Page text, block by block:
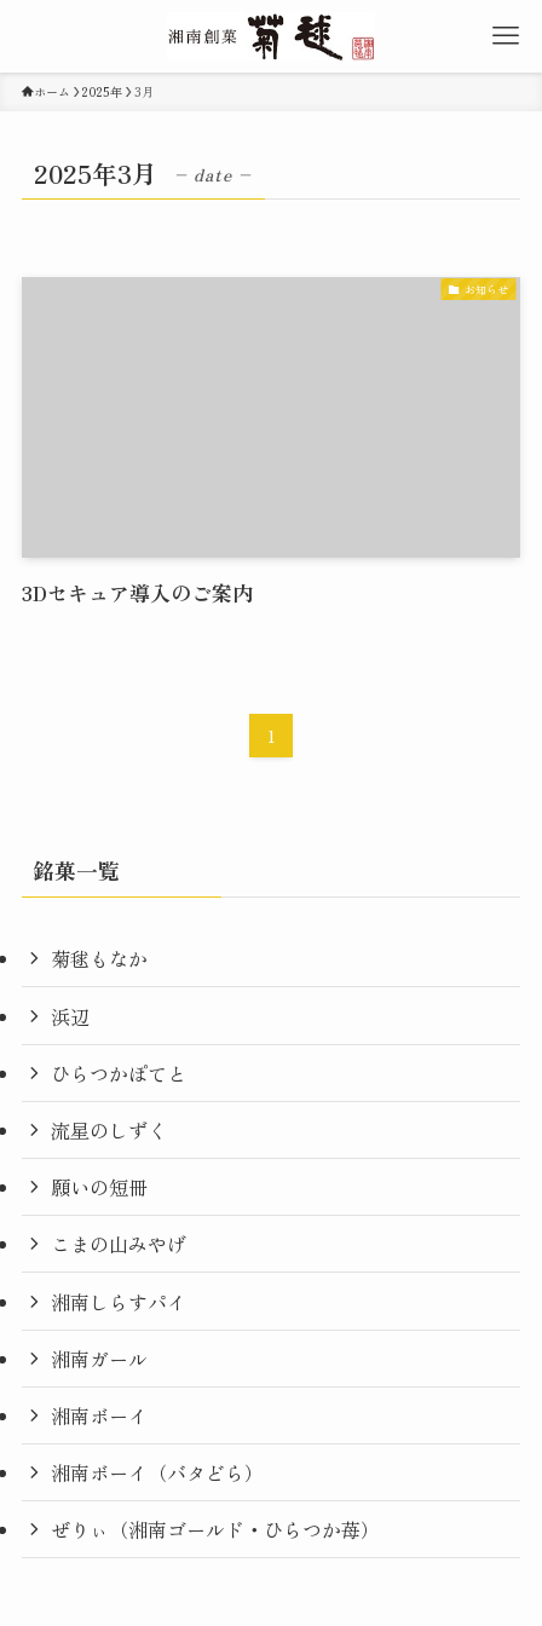
ホーム 2025年 3月
2025年3月 – date –
お知らせ
3Dセキュア導入のご案内
1
銘菓一覧
菊毬もなか
浜辺
ひらつかぽてと
流星のしずく
願いの短冊
こまの山みやげ
湘南しらすパイ
湘南ガール
湘南ボーイ
湘南ボーイ（バタどら）
ぜりぃ（湘南ゴールド・ひらつか苺）